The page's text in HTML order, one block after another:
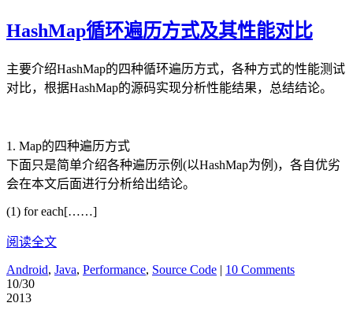
HashMap循环遍历方式及其性能对比
主要介绍HashMap的四种循环遍历方式，各种方式的性能测试
对比，根据HashMap的源码实现分析性能结果，总结结论。
1. Map的四种遍历方式
下面只是简单介绍各种遍历示例(以HashMap为例)，各自优劣
会在本文后面进行分析给出结论。
(1) for each[……]
阅读全文
Android, Java, Performance, Source Code | 10 Comments
10/30
2013